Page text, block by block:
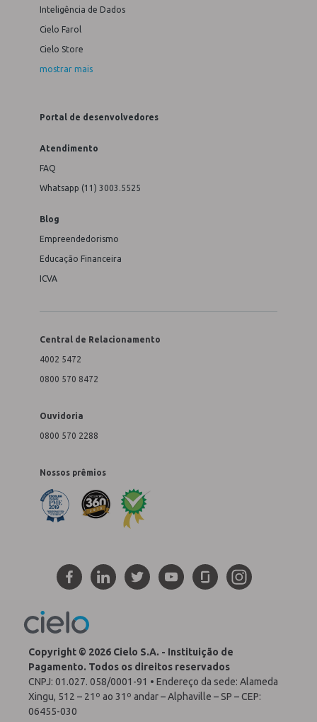
Inteligência de Dados
Cielo Farol
Cielo Store
mostrar mais
Portal de desenvolvedores
Atendimento
FAQ
Whatsapp (11) 3003.5525
Blog
Empreendedorismo
Educação Financeira
ICVA
Central de Relacionamento
4002 5472
0800 570 8472
Ouvidoria
0800 570 2288
Nossos prêmios
Copyright © 2026 Cielo S.A. - Instituição de
Pagamento. Todos os direitos reservados
CNPJ: 01.027. 058/0001-91 • Endereço da sede: Alameda
Xingu, 512 – 21º ao 31º andar – Alphaville – SP – CEP:
06455-030